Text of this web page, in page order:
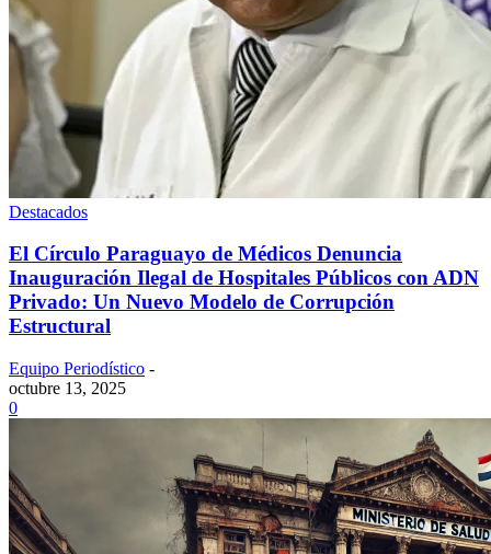
Destacados
El Círculo Paraguayo de Médicos Denuncia
Inauguración Ilegal de Hospitales Públicos con ADN
Privado: Un Nuevo Modelo de Corrupción
Estructural
Equipo Periodístico -
octubre 13, 2025
0